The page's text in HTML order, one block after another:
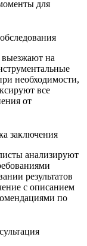
для
выезжают на
необходимости,
все
от
заключения
анализируют
результатов
с описанием
по